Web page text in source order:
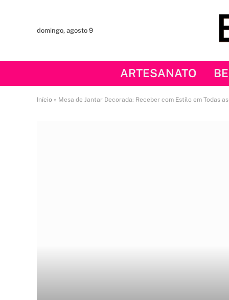
domingo, agosto 9
ARTESANATO
Início » Mesa de Jantar Decorada: Receber com Estilo em Todas